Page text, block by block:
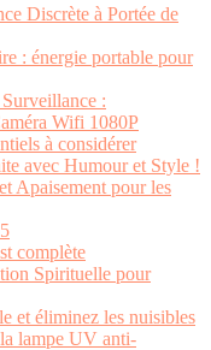
Discrète à Portée de
: énergie portable pour
:
Wifi 1080P
à considérer
avec Humour et Style !
Apaisement pour les
complète
Spirituelle pour
et éliminez les nuisibles
la lampe UV anti-